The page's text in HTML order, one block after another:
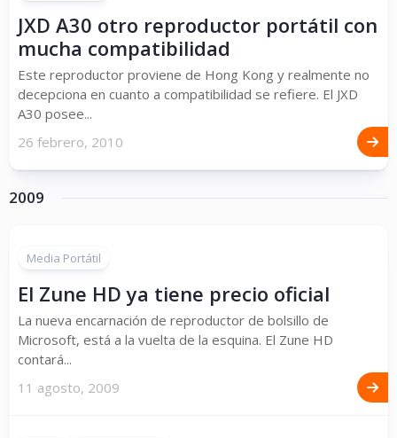
JXD A30 otro reproductor portátil con
mucha compatibilidad
Este reproductor proviene de Hong Kong y realmente no
decepciona en cuanto a compatibilidad se refiere. El JXD
A30 posee...
26 febrero, 2010
2009
Media Portátil
El Zune HD ya tiene precio oficial
La nueva encarnación de reproductor de bolsillo de
Microsoft, está a la vuelta de la esquina. El Zune HD
contará...
11 agosto, 2009